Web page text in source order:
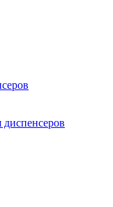
диспенсеров